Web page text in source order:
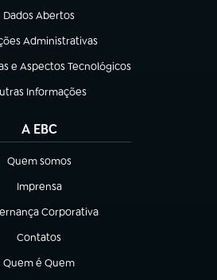
Dados Abertos
(abre em nova aba)
Administrativas
em nova aba)
e Aspectos Tecnológicos
aba)
Informações
em nova aba)
A EBC
Quem somos
(abre em nova aba)
Imprensa
(abre em nova aba)
Corporativa
em nova aba)
Contatos
(abre em nova aba)
Quem é Quem
(abre em nova aba)